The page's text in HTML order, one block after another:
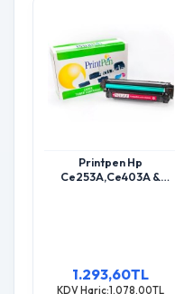
Printpen Hp
Ce253A,Ce403A &
1.293,60TL
KDV Hariç:1.078,00TL